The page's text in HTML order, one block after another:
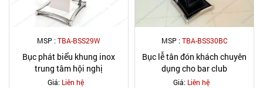
MSP :TBA-BSS29W
Bục phát biểu khung inox
trung tâm hội nghị
Giá: Liên hệ
MSP :TBA-BSS30BC
Bục lễ tân đón khách chuyên
dụng cho bar club
Giá: Liên hệ